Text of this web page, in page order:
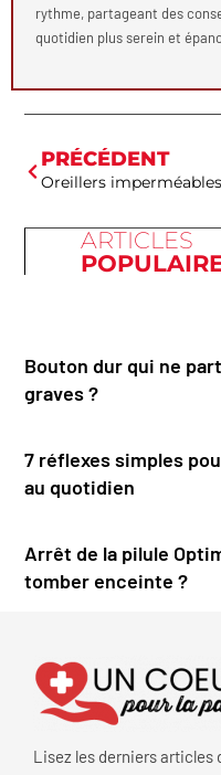
rythme, partageant des
quotidien plus serein et
PRÉCÉDENT
ARTICLES
Bouton dur qui ne
graves ?
7 réflexes simples
au quotidien
Arrêt de la pilule
tomber enceinte ?
Lisez les derniers articles